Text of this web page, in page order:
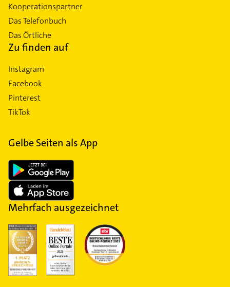
Kooperationspartner
Das Telefonbuch
Das Örtliche
Zu finden auf
Instagram
Facebook
Pinterest
TikTok
Gelbe Seiten als App
Mehrfach ausgezeichnet